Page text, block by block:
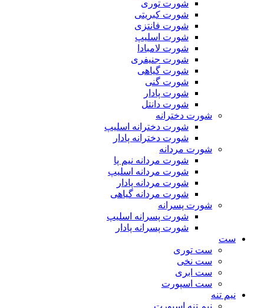
شورت توری
شورت کبریتی
شورت فانتزی
شورت اسلیپ
شورت لامبادا
شورت جنیفری
شورت گیاهی
شورت گنی
شورت پادار
شورت دانتل
شورت دخترانه
شورت دخترانه اسلیپ
شورت دخترانه پادار
شورت مردانه
شورت مردانه نیم پا
شورت مردانه اسلیپ
شورت مردانه پادار
شورت مردانه گیاهی
شورت پسرانه
شورت پسرانه اسلیپ
شورت پسرانه پادار
ست
ست توری
ست نخی
ست ابری
ست اسپورت
نیم تنه
نیم تنه اسپورت